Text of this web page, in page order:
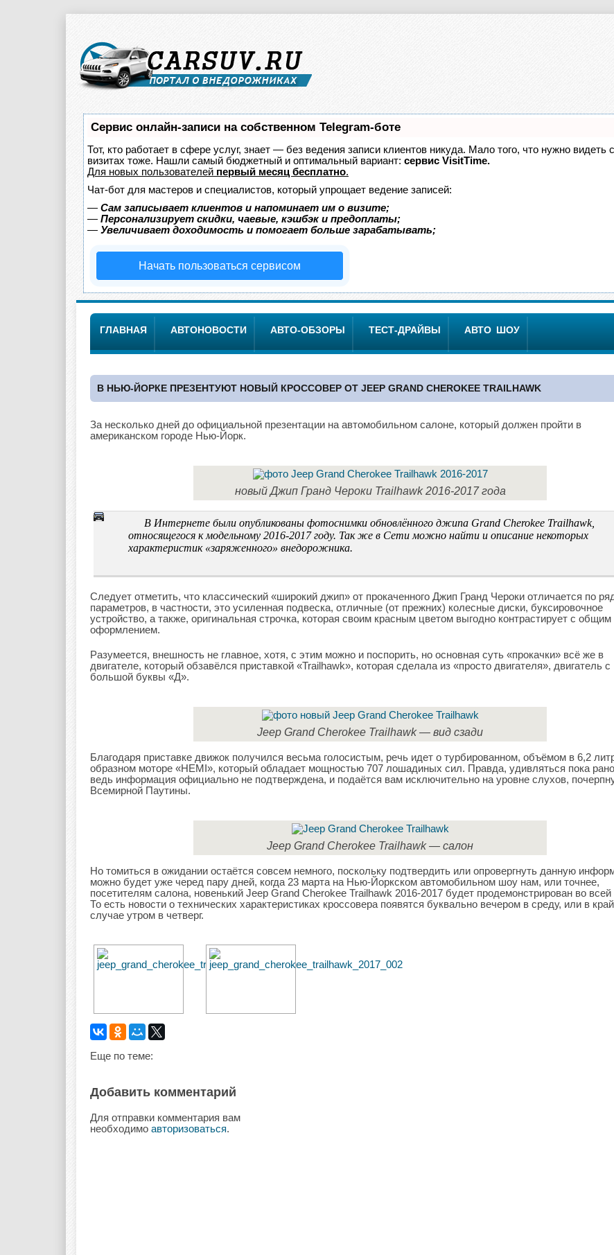
Сервис онлайн-записи на собственном Telegram-боте
Тот, кто работает в сфере услуг, знает — без ведения записи клиентов никуда. Мало того, что нужно
визитах тоже. Нашли самый бюджетный и оптимальный вариант: сервис VisitTime.
Для новых пользователей первый месяц бесплатно.
Чат-бот для мастеров и специалистов, который упрощает ведение записей:
— Сам записывает клиентов и напоминает им о визите;
— Персонализирует скидки, чаевые, кэшбэк и предоплаты;
— Увеличивает доходимость и помогает больше зарабатывать;
Начать пользоваться сервисом
ГЛАВНАЯ АВТОНОВОСТИ АВТО-ОБЗОРЫ ТЕСТ-ДРАЙВЫ АВТО ШОУ
В НЬЮ-ЙОРКЕ ПРЕЗЕНТУЮТ НОВЫЙ КРОССОВЕР ОТ JEEP GRAND CHEROKEE TRAILHAWK
За несколько дней до официальной презентации на автомобильном салоне, который должен пройти в
американском городе Нью-Йорк.
новый Джип Гранд Чероки Trailhawk 2016-2017 года
В Интернете были опубликованы фотоснимки обновлённого джипа Grand Cherokee Trailhawk,
относящегося к модельному 2016-2017 году. Так же в Сети можно найти и описание некоторых
характеристик «заряженного» внедорожника.
Следует отметить, что классический «широкий джип» от прокаченного Джип Гранд Чероки отличается по
параметров, в частности, это усиленная подвеска, отличные (от прежних) колесные диски, буксировочное
устройство, а также, оригинальная строчка, которая своим красным цветом выгодно контрастирует с общим
оформлением.
Разумеется, внешность не главное, хотя, с этим можно и поспорить, но основная суть «прокачки» всё же в
двигателе, который обзавёлся приставкой «Trailhawk», которая сделала из «просто двигателя», двигатель с
большой буквы «Д».
Jeep Grand Cherokee Trailhawk — вид сзади
Благодаря приставке движок получился весьма голосистым, речь идет о турбированном, объёмом в 6,2
образном моторе «HEMI», который обладает мощностью 707 лошадиных сил. Правда, удивляться пока
ведь информация официально не подтверждена, и подаётся вам исключительно на уровне слухов,
Всемирной Паутины.
Jeep Grand Cherokee Trailhawk — салон
Но томиться в ожидании остаётся совсем немного, поскольку подтвердить или опровергнуть данную
можно будет уже черед пару дней, когда 23 марта на Нью-Йоркском автомобильном шоу нам, или точнее,
посетителям салона, новенький Jeep Grand Cherokee Trailhawk 2016-2017 будет продемонстрирован во всей
То есть новости о технических характеристиках кроссовера появятся буквально вечером в среду, или в
случае утром в четверг.
Еще по теме:
Добавить комментарий
Для отправки комментария вам
необходимо авторизоваться.